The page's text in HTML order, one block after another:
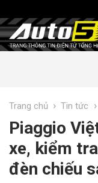
Trang chủ › Tin tức ›
Piaggio
xe, kiểm
đèn chiếu